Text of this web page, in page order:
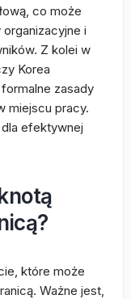
co może
i
Z kolei w
Korea
zasady
miejscu pracy.
efektywnej
które może
Ważne jest,